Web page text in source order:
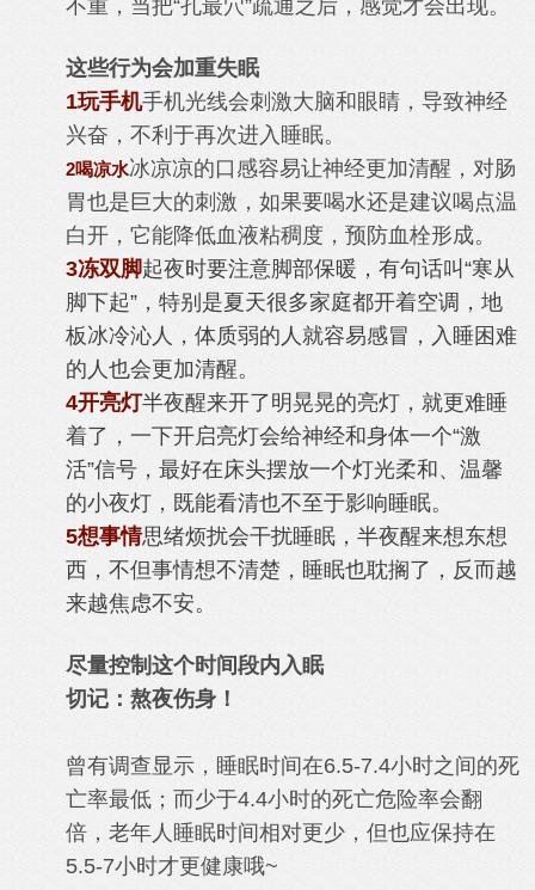
不重，当把“孔最穴”疏通之后，感觉才会出现。
这些行为会加重失眠
1玩手机手机光线会刺激大脑和眼睛，导致神经
兴奋，不利于再次进入睡眠。
2喝凉水冰凉凉的口感容易让神经更加清醒，对肠
胃也是巨大的刺激，如果要喝水还是建议喝点温
白开，它能降低血液粘稠度，预防血栓形成。
3冻双脚起夜时要注意脚部保暖，有句话叫“寒从
脚下起”，特别是夏天很多家庭都开着空调，地
板冰冷沁人，体质弱的人就容易感冒，入睡困难
的人也会更加清醒。
4开亮灯半夜醒来开了明晃晃的亮灯，就更难睡
着了，一下开启亮灯会给神经和身体一个“激
活”信号，最好在床头摆放一个灯光柔和、温馨
的小夜灯，既能看清也不至于影响睡眠。
5想事情思绪烦扰会干扰睡眠，半夜醒来想东想
西，不但事情想不清楚，睡眠也耽搁了，反而越
来越焦虑不安。
尽量控制这个时间段内入眠
切记：熬夜伤身！
曾有调查显示，睡眠时间在6.5-7.4小时之间的死
亡率最低；而少于4.4小时的死亡危险率会翻
倍，老年人睡眠时间相对更少，但也应保持在
5.5-7小时才更健康哦~